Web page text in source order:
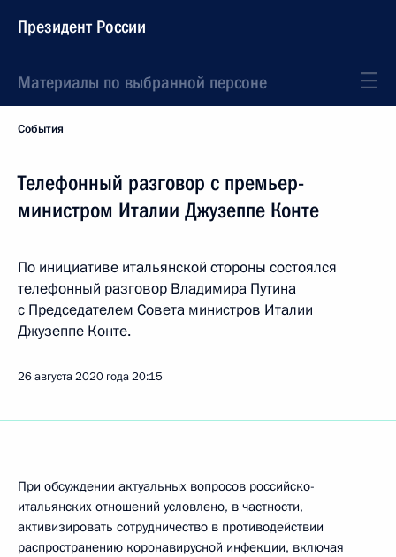
Президент России
Материалы по выбранной персоне
События
Телефонный разговор с премьер-
министром Италии Джузеппе Конте
По инициативе итальянской стороны состоялся
телефонный разговор Владимира Путина
с Председателем Совета министров Италии
Джузеппе Конте.
26 августа 2020 года20:15
При обсуждении актуальных вопросов российско-
итальянских отношений условлено, в частности,
активизировать сотрудничество в противодействии
распространению коронавирусной инфекции, включая